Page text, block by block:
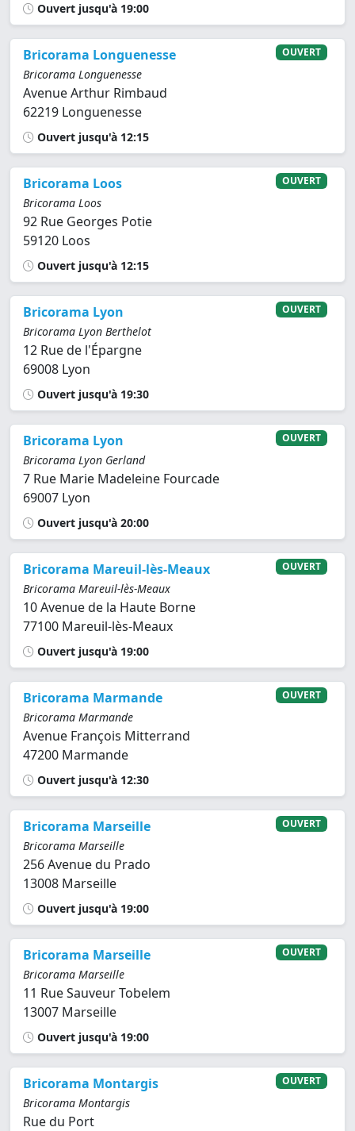
Ouvert jusqu'à 19:00
Bricorama Longuenesse
Bricorama Longuenesse
Avenue Arthur Rimbaud
62219 Longuenesse
OUVERT
Ouvert jusqu'à 12:15
Bricorama Loos
Bricorama Loos
92 Rue Georges Potie
59120 Loos
OUVERT
Ouvert jusqu'à 12:15
Bricorama Lyon
Bricorama Lyon Berthelot
12 Rue de l'Épargne
69008 Lyon
OUVERT
Ouvert jusqu'à 19:30
Bricorama Lyon
Bricorama Lyon Gerland
7 Rue Marie Madeleine Fourcade
69007 Lyon
OUVERT
Ouvert jusqu'à 20:00
Bricorama Mareuil-lès-Meaux
Bricorama Mareuil-lès-Meaux
10 Avenue de la Haute Borne
77100 Mareuil-lès-Meaux
OUVERT
Ouvert jusqu'à 19:00
Bricorama Marmande
Bricorama Marmande
Avenue François Mitterrand
47200 Marmande
OUVERT
Ouvert jusqu'à 12:30
Bricorama Marseille
Bricorama Marseille
256 Avenue du Prado
13008 Marseille
OUVERT
Ouvert jusqu'à 19:00
Bricorama Marseille
Bricorama Marseille
11 Rue Sauveur Tobelem
13007 Marseille
OUVERT
Ouvert jusqu'à 19:00
Bricorama Montargis
Bricorama Montargis
Rue du Port
OUVERT